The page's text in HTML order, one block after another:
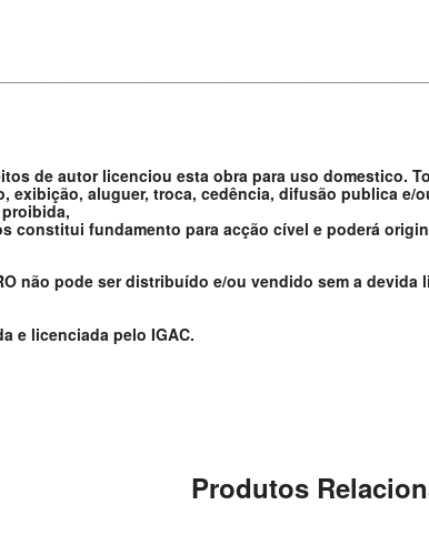
de autor licenciou esta obra para uso domestico.
exibição, aluguer, troca, cedência, difusão publica e/
constitui fundamento para acção cível e poderá
não pode ser distribuído e/ou vendido sem a
e licenciada pelo IGAC.
Produtos